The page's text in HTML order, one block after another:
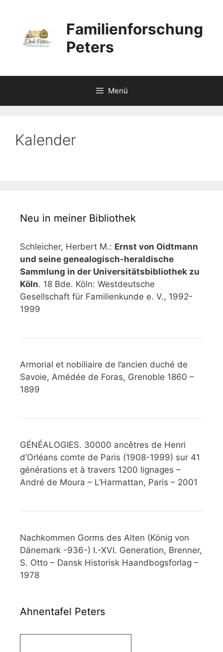
springen
Familienforschung
Peters
Menü
Kalender
Neu in meiner Bibliothek
Schleicher, Herbert M.: Ernst von Oidtmann
und seine genealogisch-heraldische
Sammlung in der Universitätsbibliothek zu
Köln. 18 Bde. Köln: Westdeutsche
Gesellschaft für Familienkunde e. V., 1992-
1999
Armorial et nobiliaire de l’ancien duché de
Savoie, Amédée de Foras, Grenoble 1860 –
1899
GÉNÉALOGIES. 30000 ancêtres de Henri
d’Orléans comte de Paris (1908-1999) sur 41
générations et à travers 1200 lignages –
André de Moura – L’Harmattan, Paris – 2001
Nachkommen Gorms des Alten (König von
Dänemark -936-) I.-XVI. Generation, Brenner,
S. Otto – Dansk Historisk Haandbogsforlag –
1978
Ahnentafel Peters